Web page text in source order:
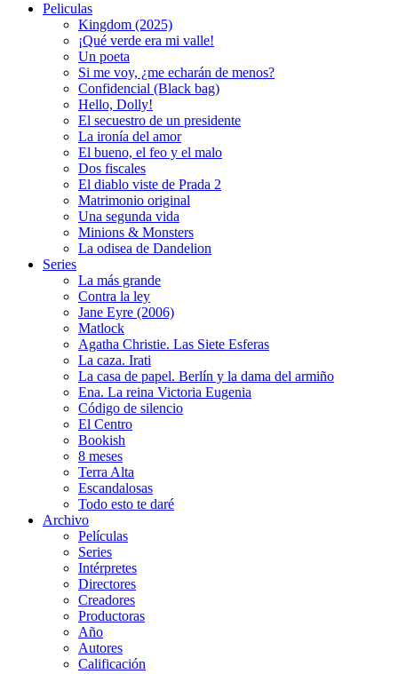
Peliculas
Kingdom (2025)
¡Qué verde era mi valle!
Un poeta
Si me voy, ¿me echarán de menos?
Confidencial (Black bag)
Hello, Dolly!
El secuestro de un presidente
La ironía del amor
El bueno, el feo y el malo
Dos fiscales
El diablo viste de Prada 2
Matrimonio original
Una segunda vida
Minions & Monsters
La odisea de Dandelion
Series
La más grande
Contra la ley
Jane Eyre (2006)
Matlock
Agatha Christie. Las Siete Esferas
La caza. Irati
La casa de papel. Berlín y la dama del armiño
Ena. La reina Victoria Eugenia
Código de silencio
El Centro
Bookish
8 meses
Terra Alta
Escandalosas
Todo esto te daré
Archivo
Películas
Series
Intérpretes
Directores
Creadores
Productoras
Año
Autores
Calificación